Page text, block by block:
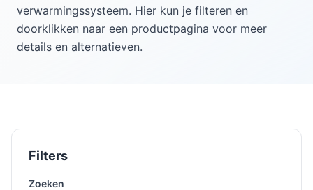
verwarmingssysteem. Hier kun je filteren en
doorklikken naar een productpagina voor meer
details en alternatieven.
Filters
Zoeken